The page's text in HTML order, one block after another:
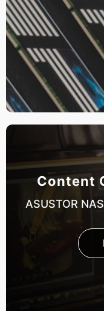
Content
ASUSTOR